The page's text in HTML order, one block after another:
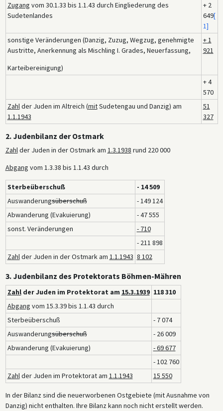
Zugang vom 30.1.33 bis 1.1.43 durch Eingliederung des
Sudetenlandes
+ 2
649[
1]
sonstige Veränderungen (Danzig, Zuzug, Wegzug, genehmigte
Austritte, Anerkennung als Mischling I. Grades, Neuerfassung,
Karteibereinigung)
+ 1
921
+ 4
570
Zahlder Juden im Altreich (mitSudetengau und Danzig) am
1.1.1943
51
327
2. Judenbilanz der Ostmark
Zahlder Juden in der Ostmark am 1.3.1938 rund 220 000
Abgang vom 1.3.38 bis 1.1.43 durch
Sterbeüberschuß
- 14 509
Auswanderungsüberschuß
- 149 124
Abwanderung (Evakuierung)
- 47 555
sonst. Veränderungen
- 710
- 211 898
Zahlder Juden in der Ostmark am 1.1.1943 8 102
3. Judenbilanz des Protektorats Böhmen-Mähren
Zahlder Juden im Protektorat am 15.3.1939 118 310
Abgang vom 15.3.39 bis 1.1.43 durch
Sterbeüberschuß
- 7 074
Auswanderungsüberschuß
- 26 009
Abwanderung (Evakuierung)
- 69 677
- 102 760
Zahlder Juden im Protektorat am 1.1.1943 15 550
In der Bilanz sind die neuerworbenen Ostgebiete (mit Ausnahme von
Danzig) nicht enthalten. Ihre Bilanz kann noch nicht erstellt werden.